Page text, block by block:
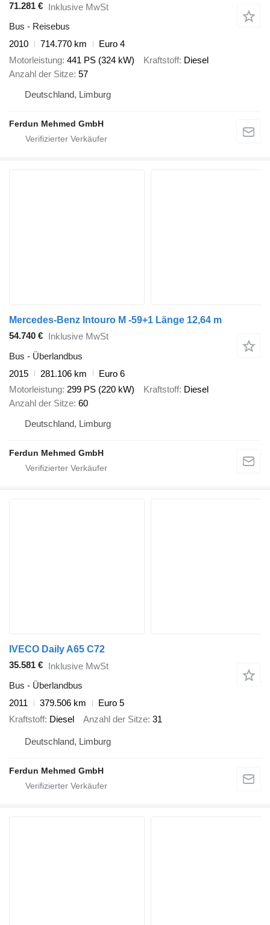
71.281 € Inklusive MwSt
Bus - Reisebus
2010
714.770 km
Euro 4
Motorleistung 441 PS (324 kW) Kraftstoff Diesel
Anzahl der Sitze 57
Deutschland, Limburg
Ferdun Mehmed GmbH
Mercedes-Benz Intouro M -59+1 Länge 12,64 m
54.740 € Inklusive MwSt
Bus - Überlandbus
2015
281.106 km
Euro 6
Motorleistung 299 PS (220 kW) Kraftstoff Diesel
Anzahl der Sitze 60
Deutschland, Limburg
Ferdun Mehmed GmbH
IVECO Daily A65 C72
35.581 € Inklusive MwSt
Bus - Überlandbus
2011
379.506 km
Euro 5
Kraftstoff Diesel Anzahl der Sitze 31
Deutschland, Limburg
Ferdun Mehmed GmbH